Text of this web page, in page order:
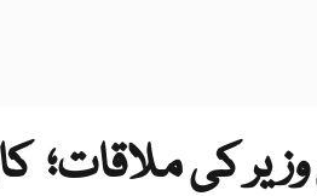
کی ملاقات؛